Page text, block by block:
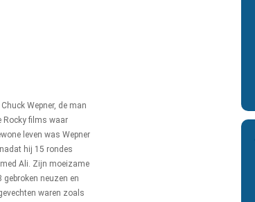
Wepner, de man
Rocky films waar
leven was Wepner
hij 15 rondes
Ali. Zijn moeizame
gebroken neuzen en
waren zoals